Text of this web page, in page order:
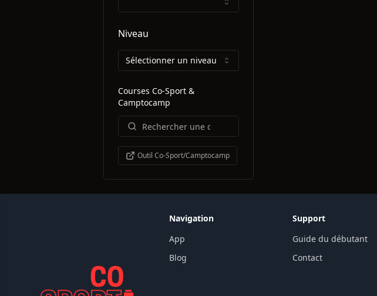
Niveau
Sélectionner un niveau
Courses Co-Sport &
Camptocamp
Outil Co-Sport/Camptocamp
Navigation
App
Blog
Support
Guide du débutant
Contact